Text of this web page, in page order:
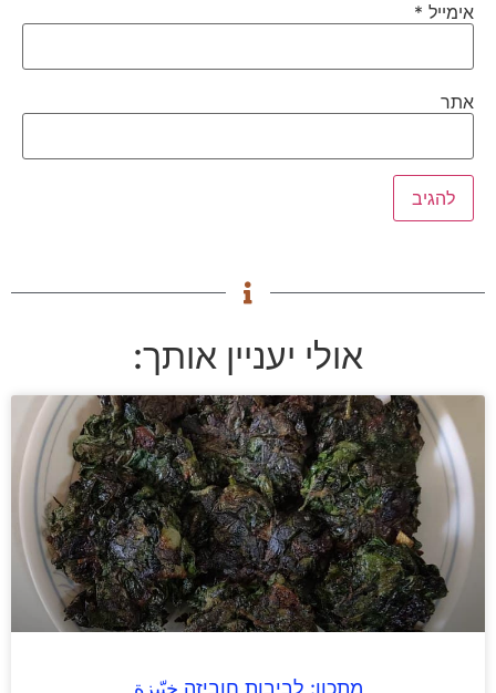
אימייל*
אתר
אולי יעניין אותך:
מתכון: לביבות חוביזה خبّيزة